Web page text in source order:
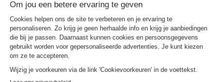
Attractie- & Vakantiepark Slagharen
Overijssel ,Slagharen Kaart